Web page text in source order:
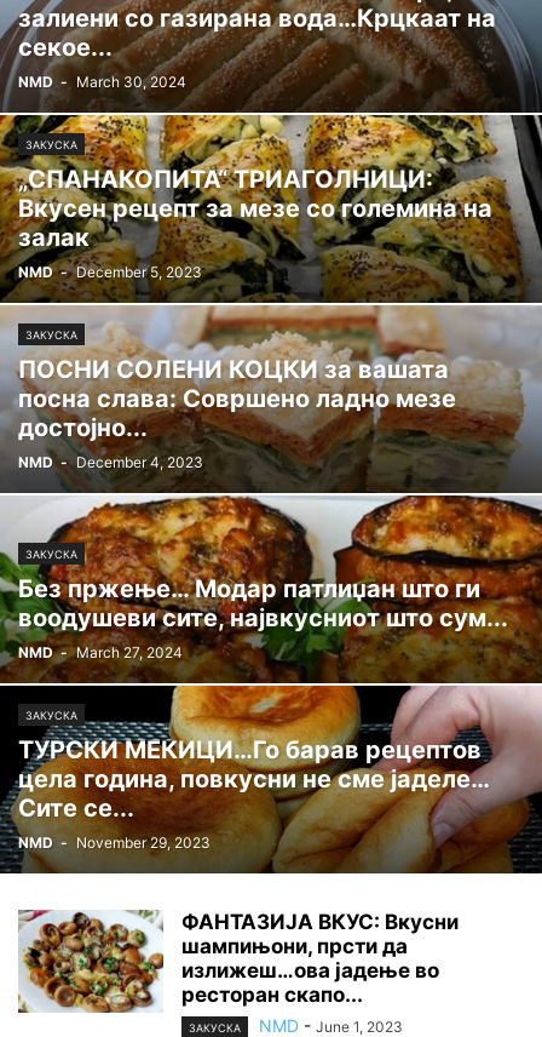
залиени со газирана вода…Крцкаат на
секое...
NMD - March 30, 2024
ЗАКУСКА
„СПАНАКОПИТА“ ТРИАГОЛНИЦИ:
Вкусен рецепт за мезе со големина на
залак
NMD - December 5, 2023
ЗАКУСКА
ПОСНИ СОЛЕНИ КОЦКИ за вашата
посна слава: Совршено ладно мезе
достојно...
NMD - December 4, 2023
ЗАКУСКА
Без пржење… Модар патлиџан што ги
воодушеви сите, највкусниот што сум...
NMD - March 27, 2024
ЗАКУСКА
ТУРСКИ МЕКИЦИ…Го барав рецептов
цела година, повкусни не сме јаделе…
Сите се...
NMD - November 29, 2023
ФАНТАЗИЈА ВКУС: Вкусни
шампињони, прсти да
излижеш…ова јадење во
ресторан скапо...
ЗАКУСКА NMD - June 1, 2023